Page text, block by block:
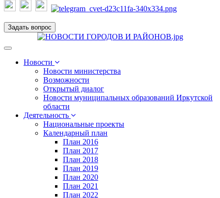
Задать вопрос
Toggle
navigationНовости
Новости министерства
Возможности
Открытый диалог
Новости муниципальных образований Иркутской
области
Деятельность
Национальные проекты
Календарный план
План 2016
План 2017
План 2018
План 2019
План 2020
План 2021
План 2022